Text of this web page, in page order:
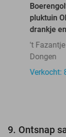
pluktuin
drankje
't Fazantje
Dongen
Verkocht:
9. Ontsnap